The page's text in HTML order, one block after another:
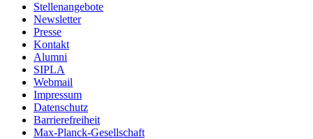
Stellenangebote
Newsletter
Presse
Kontakt
Alumni
SIPLA
Webmail
Impressum
Datenschutz
Barrierefreiheit
Max-Planck-Gesellschaft